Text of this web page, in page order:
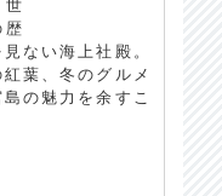
世
ない海上社殿。
葉、冬のグルメ
の魅力を余すこ